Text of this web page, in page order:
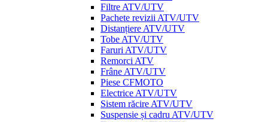
Filtre ATV/UTV
Pachete revizii ATV/UTV
Distanțiere ATV/UTV
Tobe ATV/UTV
Faruri ATV/UTV
Remorci ATV
Frâne ATV/UTV
Piese CFMOTO
Electrice ATV/UTV
Sistem răcire ATV/UTV
Suspensie și cadru ATV/UTV